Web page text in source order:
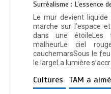
Surréalisme : L’essence
Le mur devient
marche sur l’espace
dans une étoileLes
malheurLe ciel
cauchemarsSous le
le largeLa lumière
Cultures TAM a aimé